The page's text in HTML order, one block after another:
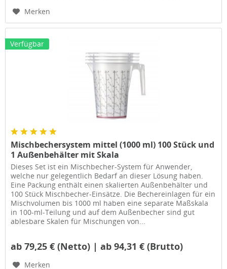
Merken
Verfügbar
Mischbechersystem mittel (1000 ml) 100 Stück und
1 Außenbehälter mit Skala
Dieses Set ist ein Mischbecher-System für Anwender,
welche nur gelegentlich Bedarf an dieser Lösung haben.
Eine Packung enthält einen skalierten Außenbehälter und
100 Stück Mischbecher-Einsätze. Die Bechereinlagen für ein
Mischvolumen bis 1000 ml haben eine separate Maßskala
in 100-ml-Teilung und auf dem Außenbecher sind gut
ablesbare Skalen für Mischungen von...
ab 79,25 € (Netto) | ab 94,31 € (Brutto)
Merken